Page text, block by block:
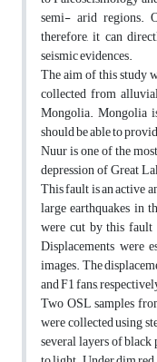
semi- arid regions.
therefore, it can
seismic evidences.
The aim of this study
collected from
Mongolia. Mongolia
should be able to
Nuur is one of the
depression of Great
This fault is an active
large earthquakes in
were cut by this fault
Displacements were
images. The
and F1 fans,
Two OSL samples
were collected using
several layers of